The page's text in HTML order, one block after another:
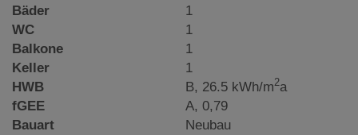
Bäder
1
WC
1
Balkone
1
Keller
1
HWB
B, 26.5 kWh/m2a
fGEE
A, 0,79
Bauart
Neubau